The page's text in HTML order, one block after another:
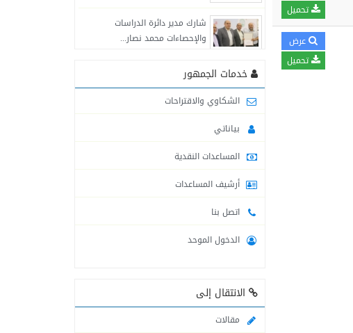
تحميل
عرض
تحميل
شارك مدير دائرة الدراسات
والإحصاءات محمد نصار...
التنمية الاجتماعية في محافظة
خانيونس تواصل تقديم...
لجنة طوارئ التنمية الاجتماعية
التنمية الاجتماعية : قدمنا
مساعدات للمتضررين من...
في محافظة شمال...
التنمية الاجتماعية تنشر أرقام
خدمات الجمهور
الشكاوي والاقتراحات
بياناتي
المساعدات النقدية
أرشيف المساعدات
اتصل بنا
الدخول الموحد
الانتقال إلى
مقالات